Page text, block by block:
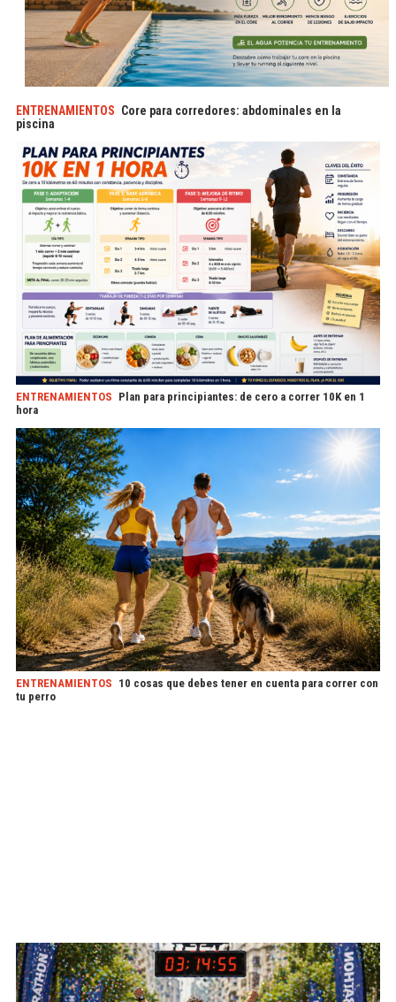
ENTRENAMIENTOS Core para corredores: abdominales en la
piscina
ENTRENAMIENTOS Plan para principiantes: de cero a correr 10K en 1
hora
ENTRENAMIENTOS 10 cosas que debes tener en cuenta para correr con
tu perro